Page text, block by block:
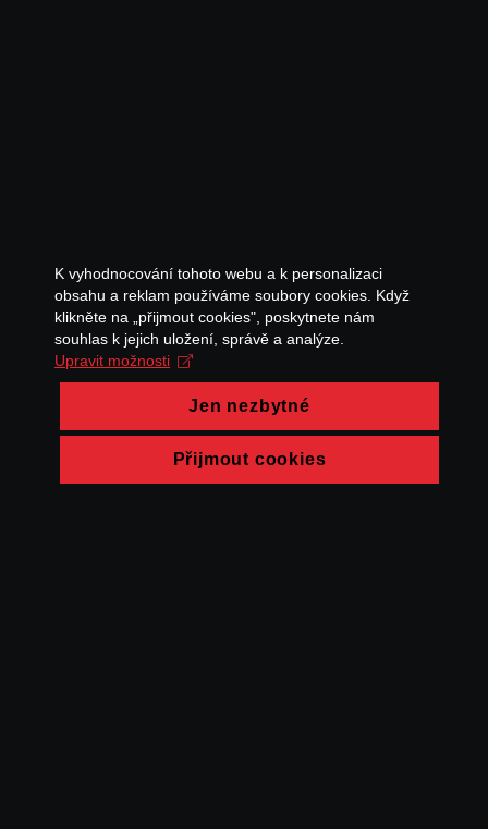
K vyhodnocování tohoto webu a k personalizaci
obsahu a reklam používáme soubory cookies. Když
klikněte na „přijmout cookies", poskytnete nám
souhlas k jejich uložení, správě a analýze.
Upravit možnosti
Jen nezbytné
Přijmout cookies